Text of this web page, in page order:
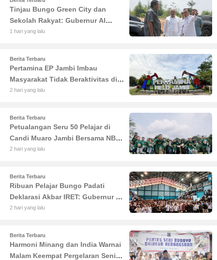
Tinjau Bungo Green City dan
Sekolah Rakyat: Gubernur Al
Haris Tekankan Sinergi
1 hari yang lalu
Berita Terbaru
Pertamina EP Jambi Imbau
Masyarakat Tidak Beraktivitas di
Atas Jalur Pipa Migas Demi
2 hari yang lalu
Berita Terbaru
Petualangan Seru 50 Pelajar di
Candi Muaro Jambi Bersama NBT
Coal Group
2 hari yang lalu
Berita Terbaru
Ribuan Pelajar Bungo Padati
Deklarasi Akbar IRET: Gubernur Al
Haris Sentil Bahaya Judi Online
2 hari yang lalu
Berita Terbaru
Harmoni Minang dan India Warnai
Malam Keempat Pergelaran Seni